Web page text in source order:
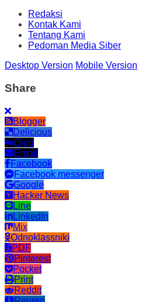
Redaksi
Kontak Kami
Tentang Kami
Pedoman Media Siber
Desktop Version Mobile Version
Share
Blogger
Delicious
Digg
Email
Facebook
Facebook messenger
Google
Hacker News
Line
LinkedIn
Mix
Odnoklassniki
PDF
Pinterest
Pocket
Print
Reddit